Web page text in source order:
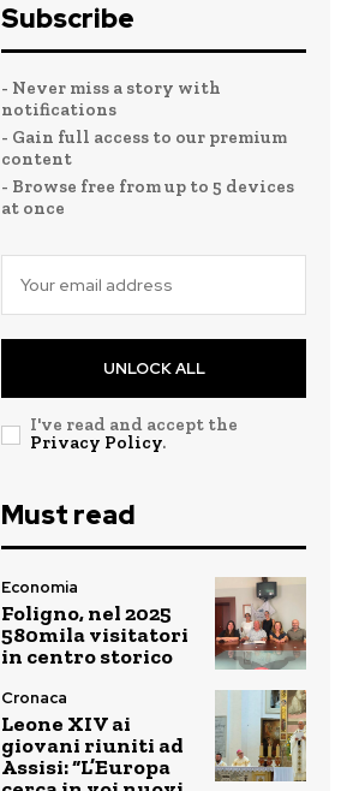
Subscribe
- Never miss a story with
notifications
- Gain full access to our premium
content
- Browse free from up to 5 devices
at once
UNLOCK ALL
I've read and accept the
Privacy Policy.
Must read
Economia
Foligno, nel 2025
580mila visitatori
in centro storico
Cronaca
Leone XIV ai
giovani riuniti ad
Assisi: “L’Europa